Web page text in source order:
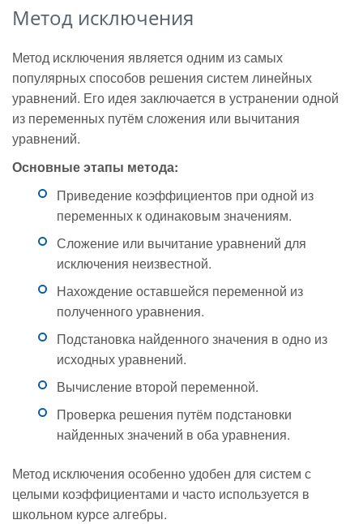
Метод исключения
Метод исключения является одним из самых
популярных способов решения систем линейных
уравнений. Его идея заключается в устранении одной
из переменных путём сложения или вычитания
уравнений.
Основные этапы метода:
Приведение коэффициентов при одной из
переменных к одинаковым значениям.
Сложение или вычитание уравнений для
исключения неизвестной.
Нахождение оставшейся переменной из
полученного уравнения.
Подстановка найденного значения в одно из
исходных уравнений.
Вычисление второй переменной.
Проверка решения путём подстановки
найденных значений в оба уравнения.
Метод исключения особенно удобен для систем с
целыми коэффициентами и часто используется в
школьном курсе алгебры.